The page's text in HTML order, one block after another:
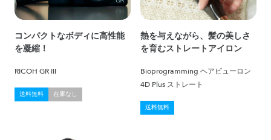
コンパクトなボディに高性能
を凝縮！
RICOH GR III
送料無料 在庫なし
熱を与えながら、髪の美しさ
を育むストレートアイロン
Bioprogramming ヘアビューロン
4D Plus ストレート
送料無料